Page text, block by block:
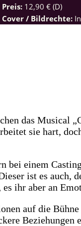
Preis: 12,90 € (D)
Cover / Bildrechte:
das Musical
sie hart,
bei einem
ist es auch,
es ihr aber an
auf die
Beziehungen